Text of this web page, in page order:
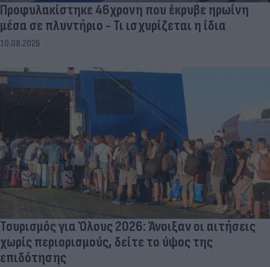
Προφυλακίστηκε 46χρονη που έκρυβε ηρωίνη
μέσα σε πλυντήριο - Τι ισχυρίζεται η ίδια
10.08.2026
Τουρισμός για Όλους 2026: Άνοιξαν οι αιτήσεις
χωρίς περιορισμούς, δείτε το ύψος της
επιδότησης